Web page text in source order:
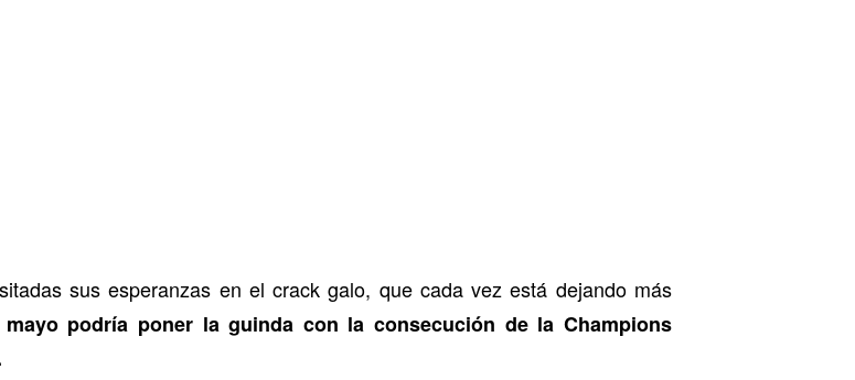
sus esperanzas en el crack galo, que cada vez está dejando más
podría poner la guinda con la consecución de la Champions